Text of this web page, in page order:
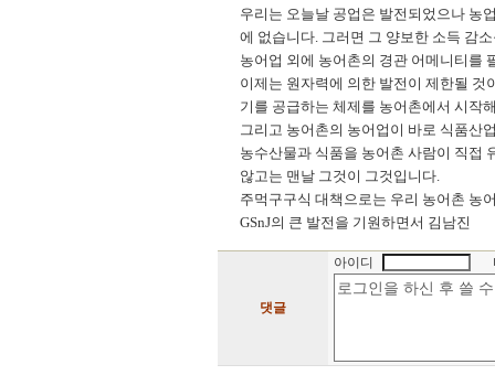
우리는 오늘날 공업은 발전되었으나 농
에 없습니다. 그러면 그 양보한 소득 감
농어업 외에 농어촌의 경관 어메니티를
이제는 원자력에 의한 발전이 제한될 것
기를 공급하는 체제를 농어촌에서 시작
그리고 농어촌의 농어업이 바로 식품산
농수산물과 식품을 농어촌 사람이 직접
않고는 맨날 그것이 그것입니다.
주먹구구식 대책으로는 우리 농어촌 농
GSnJ의 큰 발전을 기원하면서 김남진
댓글
아이디